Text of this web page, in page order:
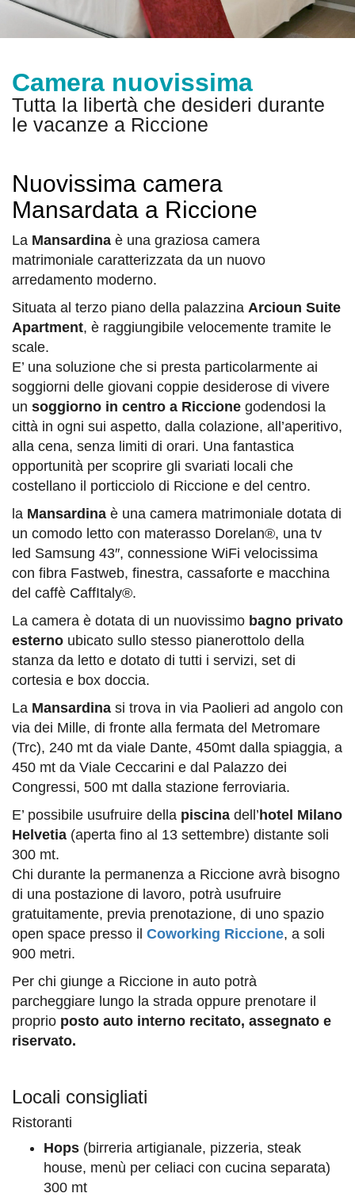
Camera nuovissima
Tutta la libertà che desideri durante
le vacanze a Riccione
Nuovissima camera
Mansardata a Riccione
La Mansardina è una graziosa camera
matrimoniale caratterizzata da un nuovo
arredamento moderno.
Situata al terzo piano della palazzina Arcioun Suite
Apartment, è raggiungibile velocemente tramite le
scale.
E’ una soluzione che si presta particolarmente ai
soggiorni delle giovani coppie desiderose di vivere
un soggiorno in centro a Riccione godendosi la
città in ogni sui aspetto, dalla colazione, all’aperitivo,
alla cena, senza limiti di orari. Una fantastica
opportunità per scoprire gli svariati locali che
costellano il porticciolo di Riccione e del centro.
la Mansardina è una camera matrimoniale dotata di
un comodo letto con materasso Dorelan®, una tv
led Samsung 43″, connessione WiFi velocissima
con fibra Fastweb, finestra, cassaforte e macchina
del caffè CaffItaly®.
La camera è dotata di un nuovissimo bagno privato
esterno ubicato sullo stesso pianerottolo della
stanza da letto e dotato di tutti i servizi, set di
cortesia e box doccia.
La Mansardina si trova in via Paolieri ad angolo con
via dei Mille, di fronte alla fermata del Metromare
(Trc), 240 mt da viale Dante, 450mt dalla spiaggia, a
450 mt da Viale Ceccarini e dal Palazzo dei
Congressi, 500 mt dalla stazione ferroviaria.
E’ possibile usufruire della piscina dell’ hotel Milano
Helvetia (aperta fino al 13 settembre) distante soli
300 mt.
Chi durante la permanenza a Riccione avrà bisogno
di una postazione di lavoro, potrà usufruire
gratuitamente, previa prenotazione, di uno spazio
open space presso il Coworking Riccione, a soli
900 metri.
Per chi giunge a Riccione in auto potrà
parcheggiare lungo la strada oppure prenotare il
proprio posto auto interno recitato, assegnato e
riservato.
Locali consigliati
Ristoranti
Hops (birreria artigianale, pizzeria, steak
house, menù per celiaci con cucina separata)
300 mt